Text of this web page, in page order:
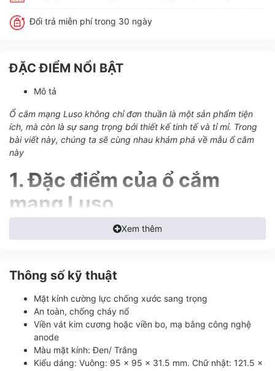
Đổi trả miễn phí trong 30 ngày
ĐẶC ĐIỂM NỔI BẬT
Mô tả
Ổ cắm mạng Luso không chỉ đơn thuần là một sản phẩm tiện
ích, mà còn là sự sang trọng bởi thiết kế tinh tế và tỉ mỉ. Trong
bài viết này, chúng ta sẽ cùng nhau khám phá về mẫu ổ cắm
này
1. Đặc điểm của ổ cắm
mạng Luso
Được thiết kế với kích thước phù hợp với các loại đế âm
thông dụng trên thị trường, dễ dàng lắp đặt, bảo hành và
Lumi.
tuổi thọ cao do sử dụng những chất liệu cao cấp, cùng
hệ thống linh kiện nhập khẩu từ những nhà cung cấp linh
kiện uy tín thế giới như Samsung, Panasonic,…
Đối với phần đế, ổ cắm Lumi sử dụng nhựa PC với các
đặc điểm: chống sốc cực tốt, chống mài mòn, chống
cháy… Vì tính cách điện tốt nên nhựa PC được sử dụng
Xem thêm
Thông số kỹ thuật
Mặt kính cường lực chống xước sang trọng
An toàn, chống cháy nổ
Viền vát kim cương hoặc viền bo, mạ bằng công nghệ
anode
Màu mặt kính: Đen/ Trắng
Kiểu dáng: Vuông: 95 x 95 x 31.5 mm. Chữ nhật: 121.5 x